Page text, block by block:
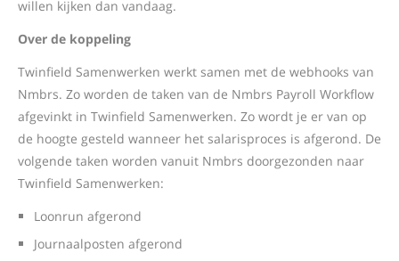
willen kijken dan vandaag.
Over de koppeling
Twinfield Samenwerken werkt samen met de webhooks van
Nmbrs. Zo worden de taken van de Nmbrs Payroll Workflow
afgevinkt in Twinfield Samenwerken. Zo wordt je er van op
de hoogte gesteld wanneer het salarisproces is afgerond. De
volgende taken worden vanuit Nmbrs doorgezonden naar
Twinfield Samenwerken:
Loonrun afgerond
Journaalposten afgerond